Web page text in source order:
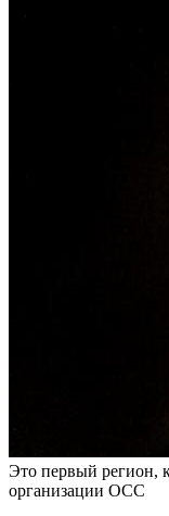
Это первый регион,
организации ОСС